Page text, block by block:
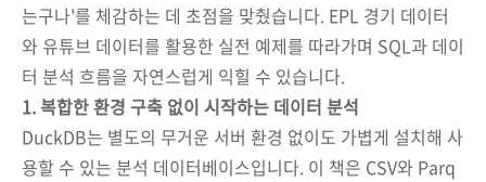
는구나'를 체감하는 데 초점을 맞췄습니다. EPL 경기 데이터
와 유튜브 데이터를 활용한 실전 예제를 따라가며 SQL과 데이
터 분석 흐름을 자연스럽게 익힐 수 있습니다.
1. 복합한 환경 구축 없이 시작하는 데이터 분석
DuckDB는 별도의 무거운 서버 환경 없이도 가볍게 설치해 사
용할 수 있는 분석 데이터베이스입니다. 이 책은 CSV와 Parq